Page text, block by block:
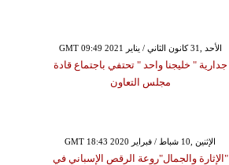
GMT 09:49 2021 الأحد ,31 كانون الثاني / يناير
جدارية " خليجنا واحد " تحتفي باجتماع قادة
مجلس التعاون
GMT 18:43 2020 الإثنين ,10 شباط / فبراير
"الإثارة والجمال"روعة الرقص الإسباني في